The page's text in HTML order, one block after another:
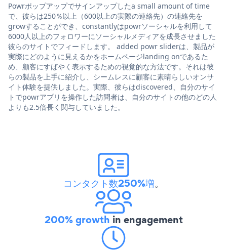
Powrポップアップでサインアップしたa small amount of time
で、彼らは250％以上（600以上の実際の連絡先）の連絡先を
growすることができ、constantlyはpowrソーシャルを利用して
6000人以上のフォロワーにソーシャルメディアを成長させました
彼らのサイトでフィードします。 added powr sliderは、製品が
実際にどのように見えるかをホームページlanding onであるた
め、顧客にすばやく表示するための視覚的な方法です。それは彼
らの製品を上手に紹介し、シームレスに顧客に素晴らしいオンサ
イト体験を提供しました。実際、彼らはdiscovered、自分のサイ
トでpowrアプリを操作した訪問者は、自分のサイトの他のどの人
よりも2.5倍長く関与していました。
コンタクト数250%増。
200% growth in engagement